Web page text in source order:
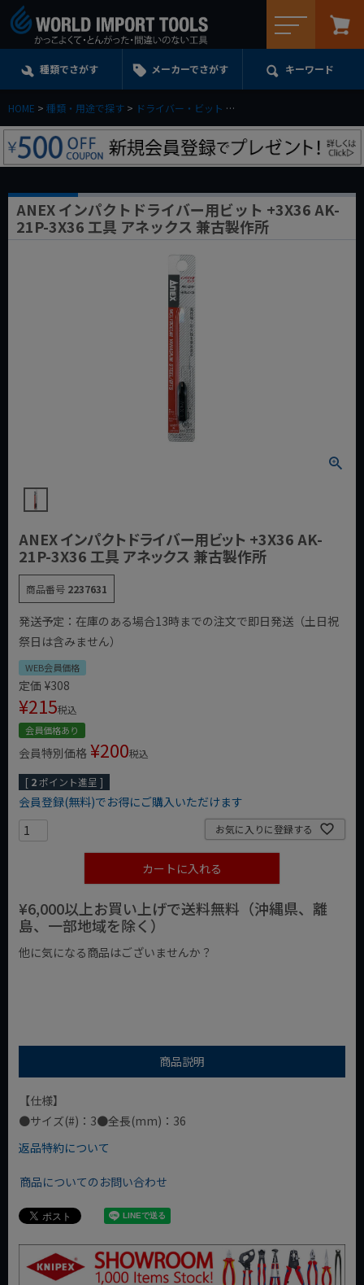
種類でさがす メーカーでさがす キーワード
HOME 種類・用途で探す ドライバー・ビット
ANEX インパクトドライバー用ビット +3X36 AK-
21P-3X36 工具 アネックス 兼古製作所
ANEX インパクトドライバー用ビット +3X36 AK-
21P-3X36 工具 アネックス 兼古製作所
商品番号 2237631
発送予定：在庫のある場合13時までの注文で即日発送（土日祝
祭日は含みません）
WEB会員価格
定価 ¥308
¥215税込
会員価格あり
会員特別価格 ¥200税込
[ 2ポイント進呈 ]
会員登録(無料)でお得にご購入いただけます
お気に入りに登録する
カートに入れる
¥6,000以上お買い上げで送料無料（沖縄県、離
島、一部地域を除く）
他に気になる商品はございませんか？
商品説明
【仕様】
●サイズ(#)：3●全長(mm)：36
返品特約について
商品についてのお問い合わせ